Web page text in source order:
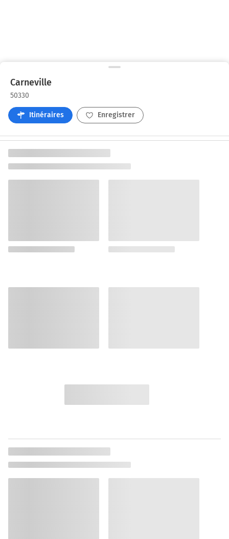
Carneville
50330
Itinéraires Enregistrer